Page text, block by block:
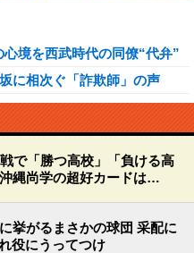
心境を西武時代の同僚“代弁”
に相次ぐ「詐欺師」の声
で「勝つ高校」「負ける高
縄尚学の超好カードは…
挙がるまさかの球団 采配に
役にうってつけ